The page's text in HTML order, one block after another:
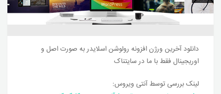
دانلود آخرین ورژن افزونه رولوشن اسلایدر به صورت اصل و
اوریجینال فقط با ما در سایتناک
لینک بررسی توسط آنتی ویروس: